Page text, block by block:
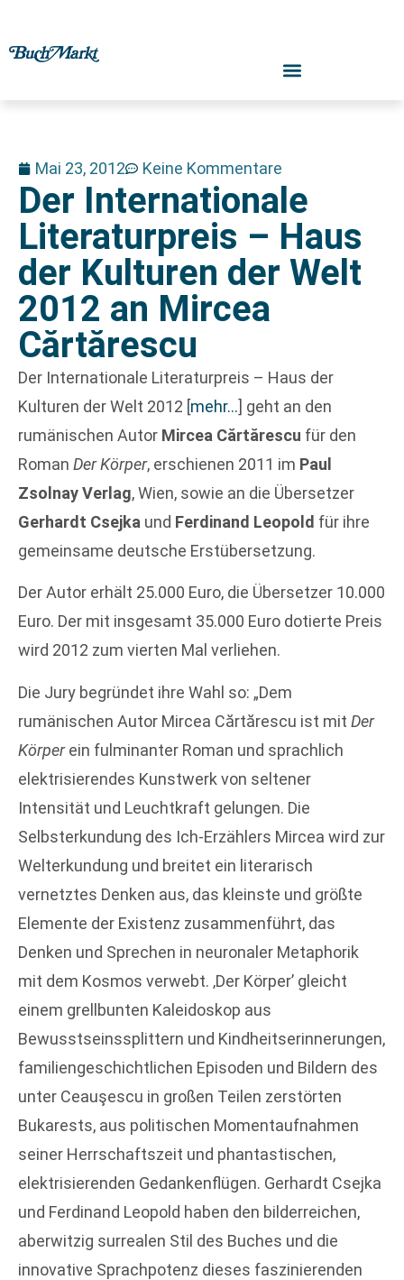
Mai 23, 2012 Keine Kommentare
Der Internationale
Literaturpreis – Haus
der Kulturen der Welt
2012 an Mircea
Cărtărescu
Der Internationale Literaturpreis – Haus der
Kulturen der Welt 2012 [mehr…] geht an den
rumänischen Autor Mircea Cărtărescu für den
Roman Der Körper, erschienen 2011 im Paul
Zsolnay Verlag, Wien, sowie an die Übersetzer
Gerhardt Csejka und Ferdinand Leopold für ihre
gemeinsame deutsche Erstübersetzung.
Der Autor erhält 25.000 Euro, die Übersetzer 10.000
Euro. Der mit insgesamt 35.000 Euro dotierte Preis
wird 2012 zum vierten Mal verliehen.
Die Jury begründet ihre Wahl so: „Dem
rumänischen Autor Mircea Cărtărescu ist mit Der
Körperein fulminanter Roman und sprachlich
elektrisierendes Kunstwerk von seltener
Intensität und Leuchtkraft gelungen. Die
Selbsterkundung des Ich-Erzählers Mircea wird zur
Welterkundung und breitet ein literarisch
vernetztes Denken aus, das kleinste und größte
Elemente der Existenz zusammenführt, das
Denken und Sprechen in neuronaler Metaphorik
mit dem Kosmos verwebt. ‚Der Körper’ gleicht
einem grellbunten Kaleidoskop aus
Bewusstseinssplittern und Kindheitserinnerungen,
familiengeschichtlichen Episoden und Bildern des
unter Ceauşescu in großen Teilen zerstörten
Bukarests, aus politischen Momentaufnahmen
seiner Herrschaftszeit und phantastischen,
elektrisierenden Gedankenflügen. Gerhardt Csejka
und Ferdinand Leopold haben den bilderreichen,
aberwitzig surrealen Stil des Buches und die
innovative Sprachpotenz dieses faszinierenden